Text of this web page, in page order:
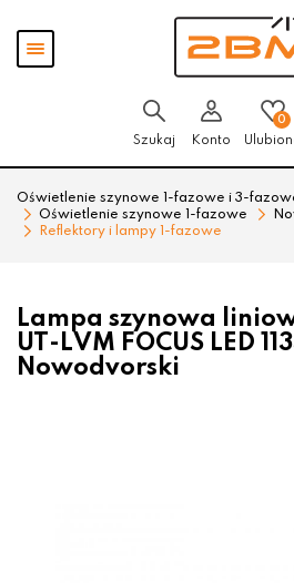
Pokaż
menu
Szukaj Konto
0
Oświetlenie szynowe 1-fazowe i 3-
Oświetlenie szynowe 1-fazowe
Reflektory i lampy 1-fazowe
Lampa szynowa
UT-LVM FOCUS LED
Nowodvorski